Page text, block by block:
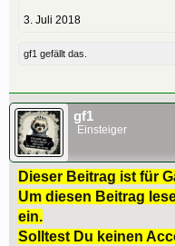
3. Juli 2018
gf1 gefällt das.
gf1
Einsteiger
Dieser Beitrag ist für
Um diesen Beitrag
ein.
Solltest Du keinen